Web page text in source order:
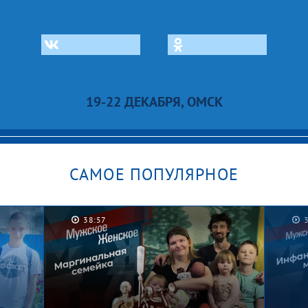
19-22 ДЕКАБРЯ, ОМСК
САМОЕ ПОПУЛЯРНОЕ
38:57